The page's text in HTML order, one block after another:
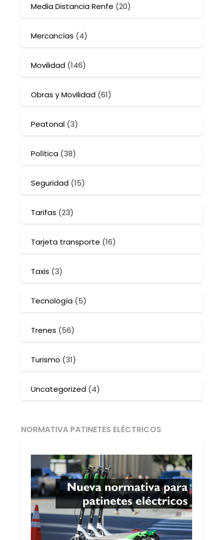
Media Distancia Renfe (20)
Mercancías (4)
Movilidad (146)
Obras y Movilidad (61)
Peatonal (3)
Política (38)
Seguridad (15)
Tarifas (23)
Tarjeta transporte (16)
Taxis (3)
Tecnología (5)
Trenes (56)
Turismo (31)
Uncategorized (4)
NORMATIVA PATINETES ELÉCTRICOS